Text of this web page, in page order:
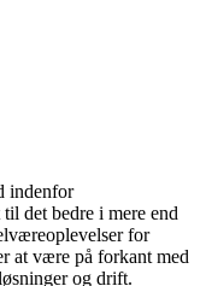
indenfor
det bedre i mere end
for
at være på forkant med
og drift.